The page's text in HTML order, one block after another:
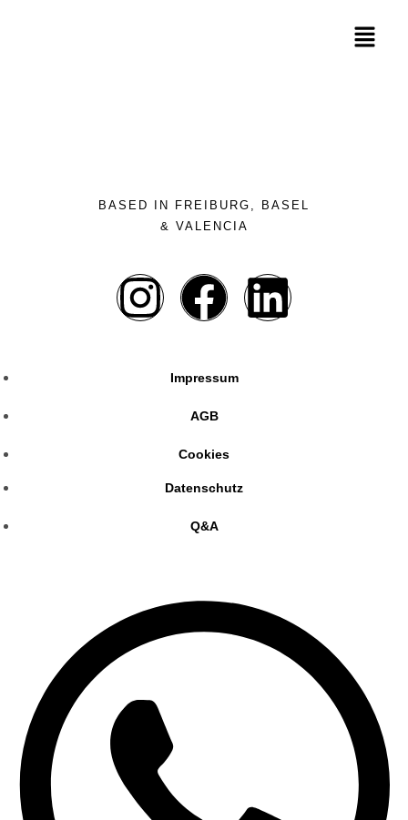
BASED IN FREIBURG, BASEL
& VALENCIA
Impressum
AGB
Cookies
Datenschutz
Q&A